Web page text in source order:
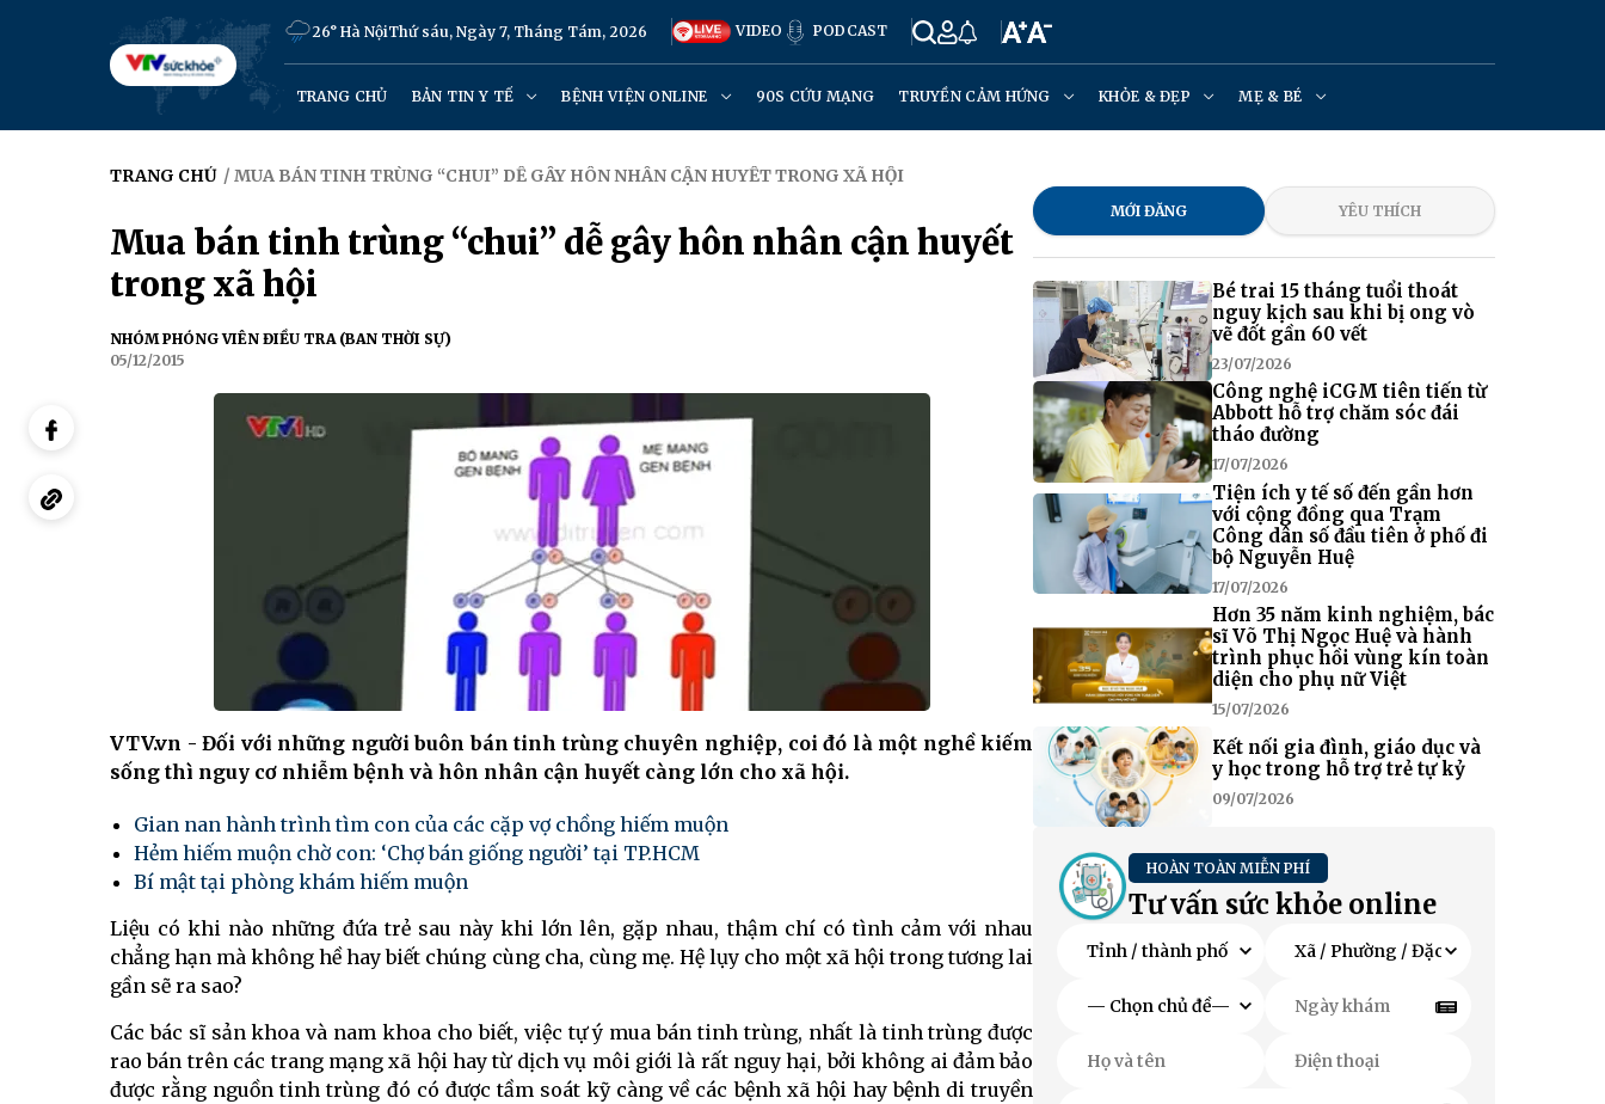
26° Hà NộiThứ sáu, Ngày 7, Tháng Tám, 2026 VIDEO PODCAST
TRANG CHỦ BẢN TIN Y TẾ BỆNH VIỆN ONLINE 90S CỨU MẠNG TRUYỀN CẢM HỨNG KHỎE & ĐẸP MẸ & BÉ
TRANG CHỦ / MUA BÁN TINH TRÙNG “CHUI” DỄ GÂY HÔN NHÂN CẬN HUYẾT TRONG XÃ HỘI
Mua bán tinh trùng “chui” dễ gây hôn nhân cận huyết
trong xã hội
NHÓM PHÓNG VIÊN ĐIỀU TRA (BAN THỜI SỰ)
05/12/2015
VTV.vn - Đối với những người buôn bán tinh trùng chuyên nghiệp, coi đó là một nghề kiếm
sống thì nguy cơ nhiễm bệnh và hôn nhân cận huyết càng lớn cho xã hội.
Gian nan hành trình tìm con của các cặp vợ chồng hiếm muộn
Hẻm hiếm muộn chờ con: ‘Chợ bán giống người’ tại TP.HCM
Bí mật tại phòng khám hiếm muộn
Liệu có khi nào những đứa trẻ sau này khi lớn lên, gặp nhau, thậm chí có tình cảm với nhau
chẳng hạn mà không hề hay biết chúng cùng cha, cùng mẹ. Hệ lụy cho một xã hội trong tương lai
gần sẽ ra sao?
Các bác sĩ sản khoa và nam khoa cho biết, việc tự ý mua bán tinh trùng, nhất là tinh trùng được
rao bán trên các trang mạng xã hội hay từ dịch vụ môi giới là rất nguy hại, bởi không ai đảm bảo
được rằng nguồn tinh trùng đó có được tầm soát kỹ càng về các bệnh xã hội hay bệnh di truyền
MỚI ĐĂNG YÊU THÍCH
Bé trai 15 tháng tuổi thoát
nguy kịch sau khi bị ong vò
vẽ đốt gần 60 vết
23/07/2026
Công nghệ iCGM tiên tiến từ
Abbott hỗ trợ chăm sóc đái
tháo đường
17/07/2026
Tiện ích y tế số đến gần hơn
với cộng đồng qua Trạm
Công dân số đầu tiên ở phố đi
bộ Nguyễn Huệ
17/07/2026
Hơn 35 năm kinh nghiệm, bác
sĩ Võ Thị Ngọc Huệ và hành
trình phục hồi vùng kín toàn
diện cho phụ nữ Việt
15/07/2026
Kết nối gia đình, giáo dục và
y học trong hỗ trợ trẻ tự kỷ
09/07/2026
HOÀN TOÀN MIỄN PHÍ
Tư vấn sức khỏe online